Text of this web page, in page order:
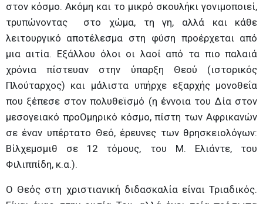
στον κόσμο. Ακόμη και το μικρό σκουλήκι γονιμοποιεί,
τρυπώνοντας στο χώμα, τη γη, αλλά και κάθε
λειτουργικό αποτέλεσμα στη φύση προέρχεται από
μια αιτία. Εξάλλου όλοι οι λαοί από τα πιο παλαιά
χρόνια πίστευαν στην ύπαρξη Θεού (ιστορικός
Πλούταρχος) και μάλιστα υπήρχε εξαρχής μονοθεΐα
που ξέπεσε στον πολυθεϊσμό (η έννοια του Δία στον
μεσογειακό προΟμηρικό κόσμο, πίστη των Αφρικανών
σε έναν υπέρτατο Θεό, έρευνες των θρησκειολόγων:
Βίλχεμσμιθ σε 12 τόμους, του Μ. Ελιάντε, του
Φιλιππίδη, κ.α.).
Ο Θεός στη χριστιανική διδασκαλία είναι Τριαδικός.